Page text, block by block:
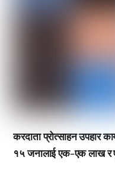
करदाता प्रोत्साहन उपहार
१५ जनालाई एक-एक लाख र